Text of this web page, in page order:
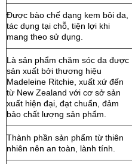
Được bào chế dạng kem bôi da,
tác dụng tại chỗ, tiện lợi khi
mang theo sử dụng.
Là sản phẩm chăm sóc da được
sản xuất bởi thương hiệu
Madeleine Ritchie, xuất xứ đến
từ New Zealand với cơ sở sản
xuất hiện đại, đạt chuẩn, đảm
bảo chất lượng sản phẩm.
Thành phần sản phẩm từ thiên
nhiên nên an toàn, lành tính.